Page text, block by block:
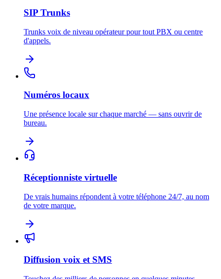
SIP Trunks
Trunks voix de niveau opérateur pour tout PBX ou centre
d'appels.
Numéros locaux
Une présence locale sur chaque marché — sans ouvrir de
bureau.
Réceptionniste virtuelle
De vrais humains répondent à votre téléphone 24/7, au nom
de votre marque.
Diffusion voix et SMS